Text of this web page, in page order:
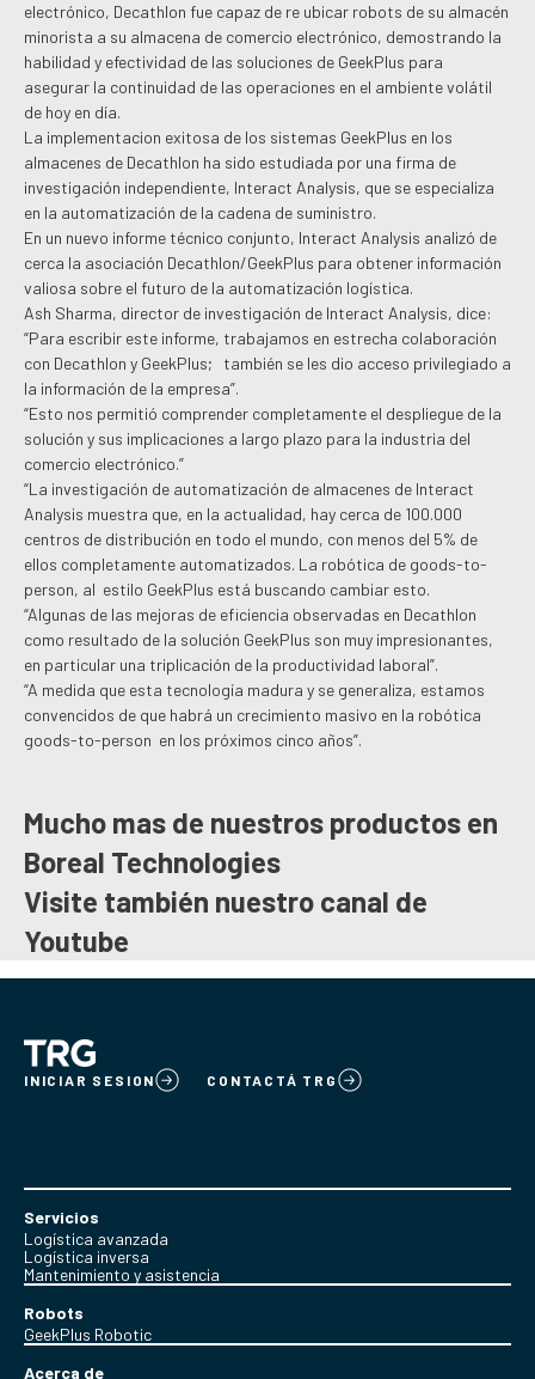
electrónico, Decathlon fue capaz de re ubicar robots de su almacén
minorista a su almacena de comercio electrónico, demostrando la
habilidad y efectividad de las soluciones de GeekPlus para
asegurar la continuidad de las operaciones en el ambiente volátil
de hoy en día.
La implementacion exitosa de los sistemas GeekPlus en los
almacenes de Decathlon ha sido estudiada por una firma de
investigación independiente, Interact Analysis, que se especializa
en la automatización de la cadena de suministro.
En un nuevo informe técnico conjunto, Interact Analysis analizó de
cerca la asociación Decathlon/GeekPlus para obtener información
valiosa sobre el futuro de la automatización logística.
Ash Sharma, director de investigación de Interact Analysis, dice:
“Para escribir este informe, trabajamos en estrecha colaboración
con Decathlon y GeekPlus; también se les dio acceso privilegiado a
la información de la empresa”.
“Esto nos permitió comprender completamente el despliegue de la
solución y sus implicaciones a largo plazo para la industria del
comercio electrónico.”
“La investigación de automatización de almacenes de Interact
Analysis muestra que, en la actualidad, hay cerca de 100.000
centros de distribución en todo el mundo, con menos del 5% de
ellos completamente automatizados. La robótica de goods-to-
person, al estilo GeekPlus está buscando cambiar esto.
“Algunas de las mejoras de eficiencia observadas en Decathlon
como resultado de la solución GeekPlus son muy impresionantes,
en particular una triplicación de la productividad laboral”.
“A medida que esta tecnología madura y se generaliza, estamos
convencidos de que habrá un crecimiento masivo en la robótica
goods-to-person en los próximos cinco años”.
Mucho mas de nuestros productos en
Boreal Technologies
Visite también nuestro canal de
Youtube
INICIAR SESION CONTACTÁ TRG
Servicios
Logística avanzada
Logística inversa
Mantenimiento y asistencia
Robots
GeekPlus Robotic
Acerca de